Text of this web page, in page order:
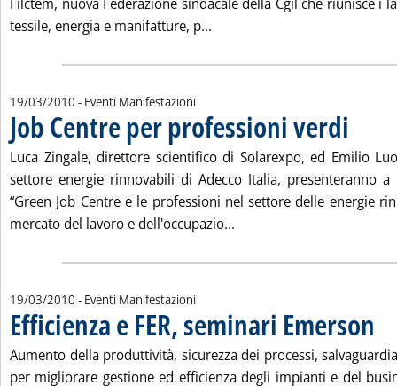
tessile, energia e manifatture, p...
19/03/2010 - Eventi Manifestazioni
Job Centre per professioni verdi
Luca Zingale, direttore scientifico di Solarexpo, ed Emilio
settore energie rinnovabili di Adecco Italia, presenteranno
“Green Job Centre e le professioni nel settore delle energie
mercato del lavoro e dell'occupazio...
19/03/2010 - Eventi Manifestazioni
Efficienza e FER, seminari Emerson
Aumento della produttività, sicurezza dei processi,
per migliorare gestione ed efficienza degli impianti e del